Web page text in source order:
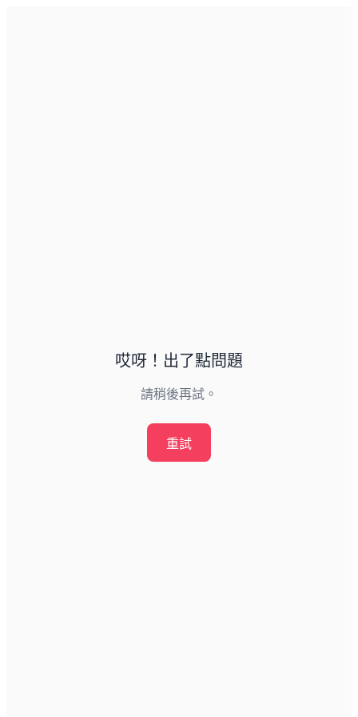
哎呀！出了點問題
請稍後再試。
重試